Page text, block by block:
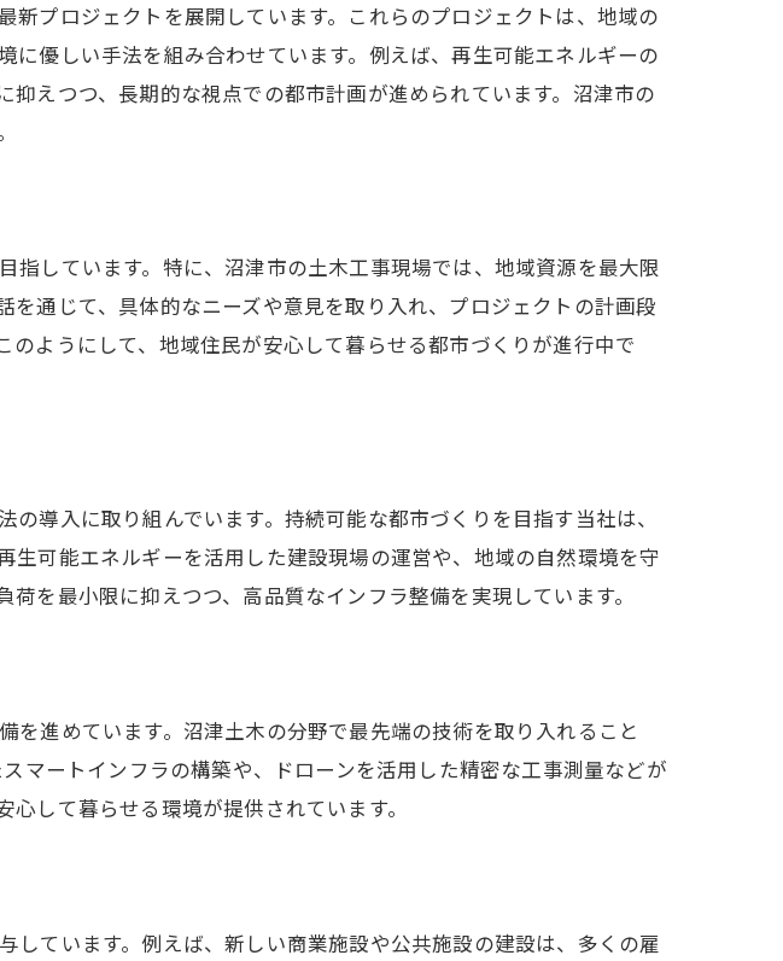
整備
革新的な建設プロジェクト
ト
ト
プロジェクトを展開しています。これらのプロジェクトは、地域の
優しい手法を組み合わせています。例えば、再生可能エネルギーの
えつつ、長期的な視点での都市計画が進められています。沼津市の
しています。特に、沼津市の土木工事現場では、地域資源を最大限
通じて、具体的なニーズや意見を取り入れ、プロジェクトの計画段
ようにして、地域住民が安心して暮らせる都市づくりが進行中で
導入に取り組んでいます。持続可能な都市づくりを目指す当社は、
可能エネルギーを活用した建設現場の運営や、地域の自然環境を守
を最小限に抑えつつ、高品質なインフラ整備を実現しています。
進めています。沼津土木の分野で最先端の技術を取り入れること
マートインフラの構築や、ドローンを活用した精密な工事測量などが
して暮らせる環境が提供されています。
ています。例えば、新しい商業施設や公共施設の建設は、多くの雇